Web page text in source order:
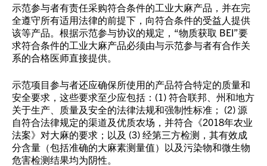
示范参与者有责任采购符合条件的工业大麻产品，并在完
全遵守所有适用法律的前提下，向符合条件的受益人提供
该等产品。根据示范参与协议的规定，“物质获取 BEI”要
求符合条件的工业大麻产品必须由与示范参与者有合作关
系的合格医师直接提供。
示范项目参与者还应确保所使用的产品符合特定的质量和
安全要求，这些要求至少应包括：(1) 符合联邦、州和地方
关于生产、质量及安全的法律法规和强制性标准； (2) 源
自符合法律规定的渠道及优质农场，并符合《2018年农业
法案》对大麻的要求；以及 (3) 经第三方检测，其有效成
分含量（包括准确的大麻素测量值）以及污染物和微生物
危害检测结果均为阴性。